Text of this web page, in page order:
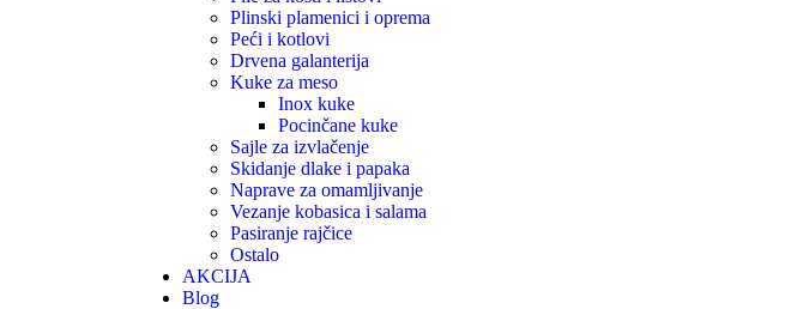
Plinski plamenici i oprema
Peći i kotlovi
Drvena galanterija
Kuke za meso
Inox kuke
Pocinčane kuke
Sajle za izvlačenje
Skidanje dlake i papaka
Naprave za omamljivanje
Vezanje kobasica i salama
Pasiranje rajčice
Ostalo
AKCIJA
Blog